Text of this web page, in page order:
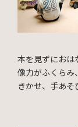
本を見ずにおは
像力がふくらみ
きかせ、手あそ